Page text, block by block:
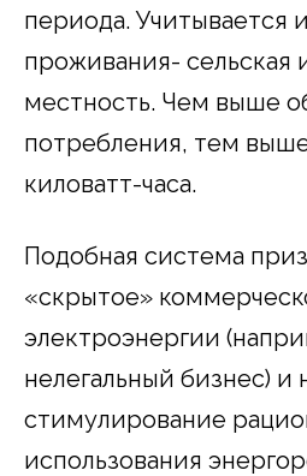
периода. Учитывается
проживания- сельская
местность. Чем выше
потребления, тем
киловатт-часа.
Подобная система
«скрытое»
электроэнергии
нелегальный бизнес) и
стимулирование
использования